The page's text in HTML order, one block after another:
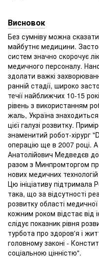
Висновок
Без сумніву можна
майбутнє медицини.
систем значно скорочує
медичного персоналу.
здолати важкі
ранній стадії, широко
течії найближчих 10-15
рівень з використанням
жаль, Україна
цієї галузі розвитку.
знаменитий робот-хірург
операцію ще в 2007 році.
Анатолійович Медведєв
разом з Минпромторгом
нових медичних
Цю ініціативу підтримала
така, що за відсутності
розвитку області
кожним роком відстає від
слідує показник рівня
турбота про здоров'я і
головному законі -
соціальною цінністю".